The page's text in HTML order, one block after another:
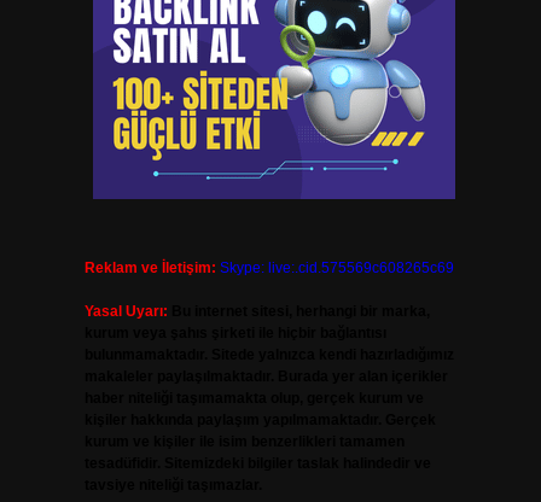
Reklam ve İletişim: Skype: live:.cid.575569c608265c69
Yasal Uyarı: